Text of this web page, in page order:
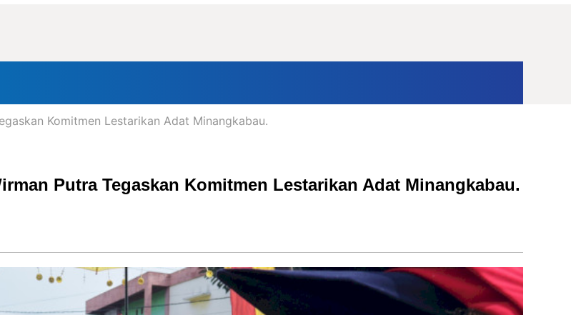
Komitmen Lestarikan Adat Minangkabau.
Putra Tegaskan Komitmen Lestarikan Adat Minangkabau.